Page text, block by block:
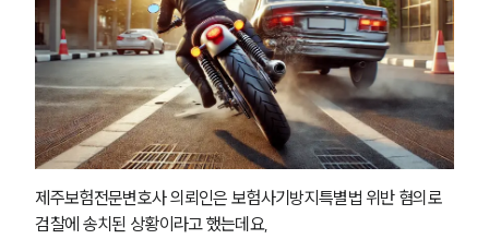
제주보험전문변호사 의뢰인은 보험사기방지특별법 위반 혐의로
검찰에 송치된 상황이라고 했는데요,